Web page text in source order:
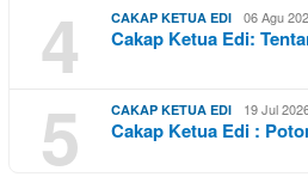
4 CAKAP KETUA EDI 06 Agu
Cakap Ketua Edi:
5 CAKAP KETUA EDI 19 Jul
Cakap Ketua Edi :